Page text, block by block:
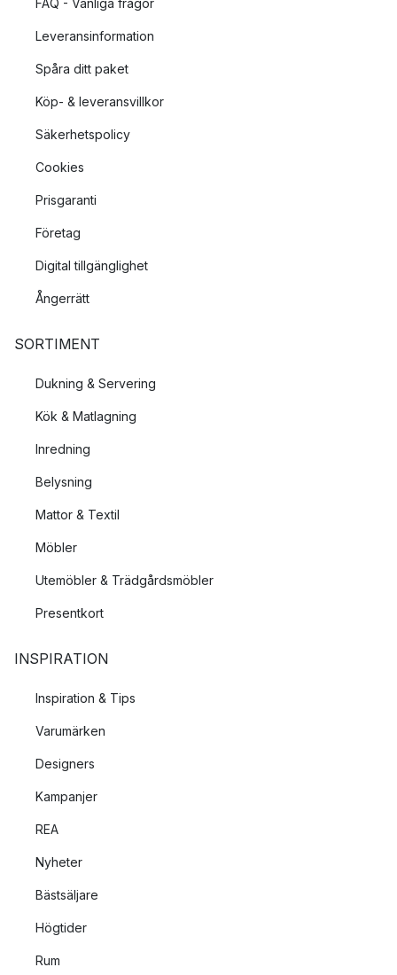
FAQ - Vanliga frågor
Leveransinformation
Spåra ditt paket
Köp- & leveransvillkor
Säkerhetspolicy
Cookies
Prisgaranti
Företag
Digital tillgänglighet
Ångerrätt
SORTIMENT
Dukning & Servering
Kök & Matlagning
Inredning
Belysning
Mattor & Textil
Möbler
Utemöbler & Trädgårdsmöbler
Presentkort
INSPIRATION
Inspiration & Tips
Varumärken
Designers
Kampanjer
REA
Nyheter
Bästsäljare
Högtider
Rum